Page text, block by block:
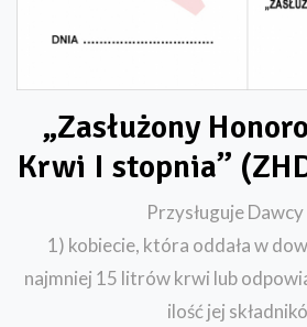
„Zasłużony
Krwi I stopnia”
Przysługuje
1) kobiecie, która oddała w
najmniej 15 litrów krwi lub
ilość jej